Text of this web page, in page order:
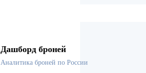
Дашборд броней
Аналитика броней по России